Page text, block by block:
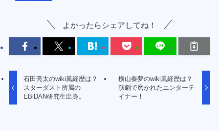
よかったらシェアしてね！
石田亮太のwiki風経歴は？
スターダスト所属の
EBiDAN研究生出身。
横山奏夢のwiki風経歴は？
演劇で磨かれたエンターテ
イナー！